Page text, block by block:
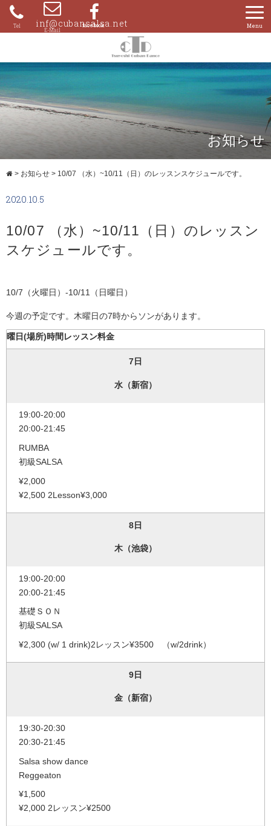
Skip
content
080- inf@cubansalsa.net
お知らせ
> お知らせ > 10/07 （水）~10/11（日）のレッスンスケジュールです。
2020.10.5
10/07 （水）~10/11（日）のレッスン
スケジュールです。
10/7（火曜日）-10/11（日曜日）
今週の予定です。木曜日の7時からソンがあります。
曜日(場所)時間 レッスン料金
7日
水（新宿）
19:00-20:00
20:00-21:45
RUMBA
初級SALSA
¥2,000
¥2,500 2Lesson¥3,000
8日
木（池袋）
19:00-20:00
20:00-21:45
基礎ＳＯＮ
初級SALSA
¥2,300 (w/ 1 drink)2レッスン¥3500 （w/2drink）
9日
金（新宿）
19:30-20:30
20:30-21:45
Salsa show dance
Reggeaton
¥1,500
¥2,000 2レッスン¥2500